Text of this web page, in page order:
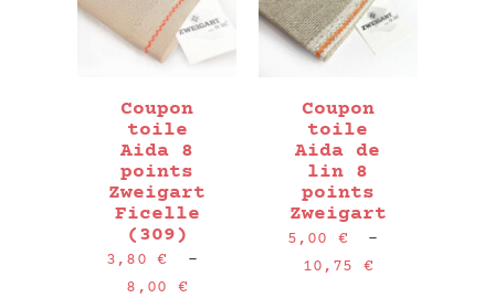
A
VARIATIONS.
OPTIONS
PEUVENT
SUR
PAGE
DU
PRODUIT
Coupon
toile
Aida 8
points
Zweigart
Ficelle
(309)
3,80€
–
8,00 €Plage
PRODUIT
A
PLUSIEURS
PEUVENT
ÊTRE
CHOISIES
Coupon
toile
Aida de
lin 8
points
Zweigart
5,00 €
–
10,75 €